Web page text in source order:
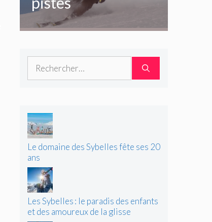
Le domaine des Sybelles fête ses 20
ans
Les Sybelles : le paradis des enfants
et des amoureux de la glisse